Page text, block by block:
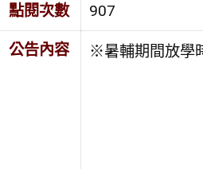
點閱次數 907
公告內容 ※暑輔期間放學